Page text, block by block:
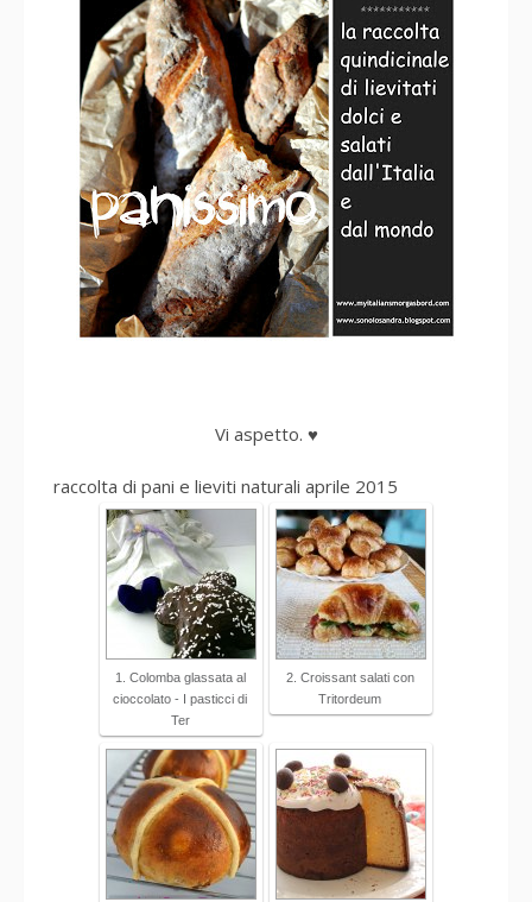
Vi aspetto. ♥
raccolta di pani e lieviti naturali aprile 2015
1. Colomba glassata al
cioccolato - I pasticci di
Ter
2. Croissant salati con
Tritordeum